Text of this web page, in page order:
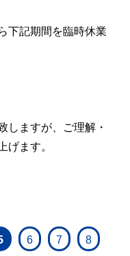
下記期間を臨時休業
しますが、ご理解・
げます。
6 7 8